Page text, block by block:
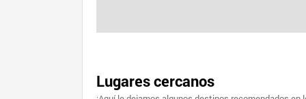
Lugares cercanos